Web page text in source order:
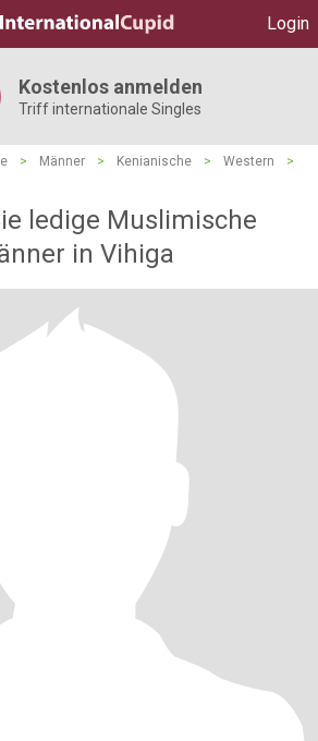
Login
Kostenlos anmelden
Triff internationale Singles
> Männer > Kenianische > Western
>
ledige Muslimische
in Vihiga